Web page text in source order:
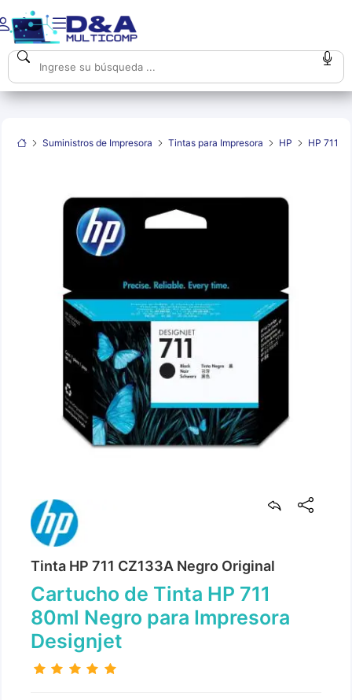
Suministros de Impresora Tintas para Impresora HP HP 711
Tinta HP 711 CZ133A Negro Original
Cartucho de Tinta HP 711
80ml Negro para Impresora
Designjet